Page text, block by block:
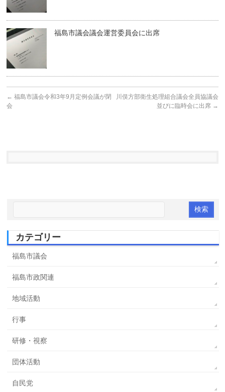
福島市議会議会運営委員会に出席
← 福島市議会令和3年9月定例会議が閉
会
川俣方部衛生処理組合議会全員協議会
並びに臨時会に出席 →
カテゴリー
福島市議会
福島市政関連
地域活動
行事
研修・視察
団体活動
自民党